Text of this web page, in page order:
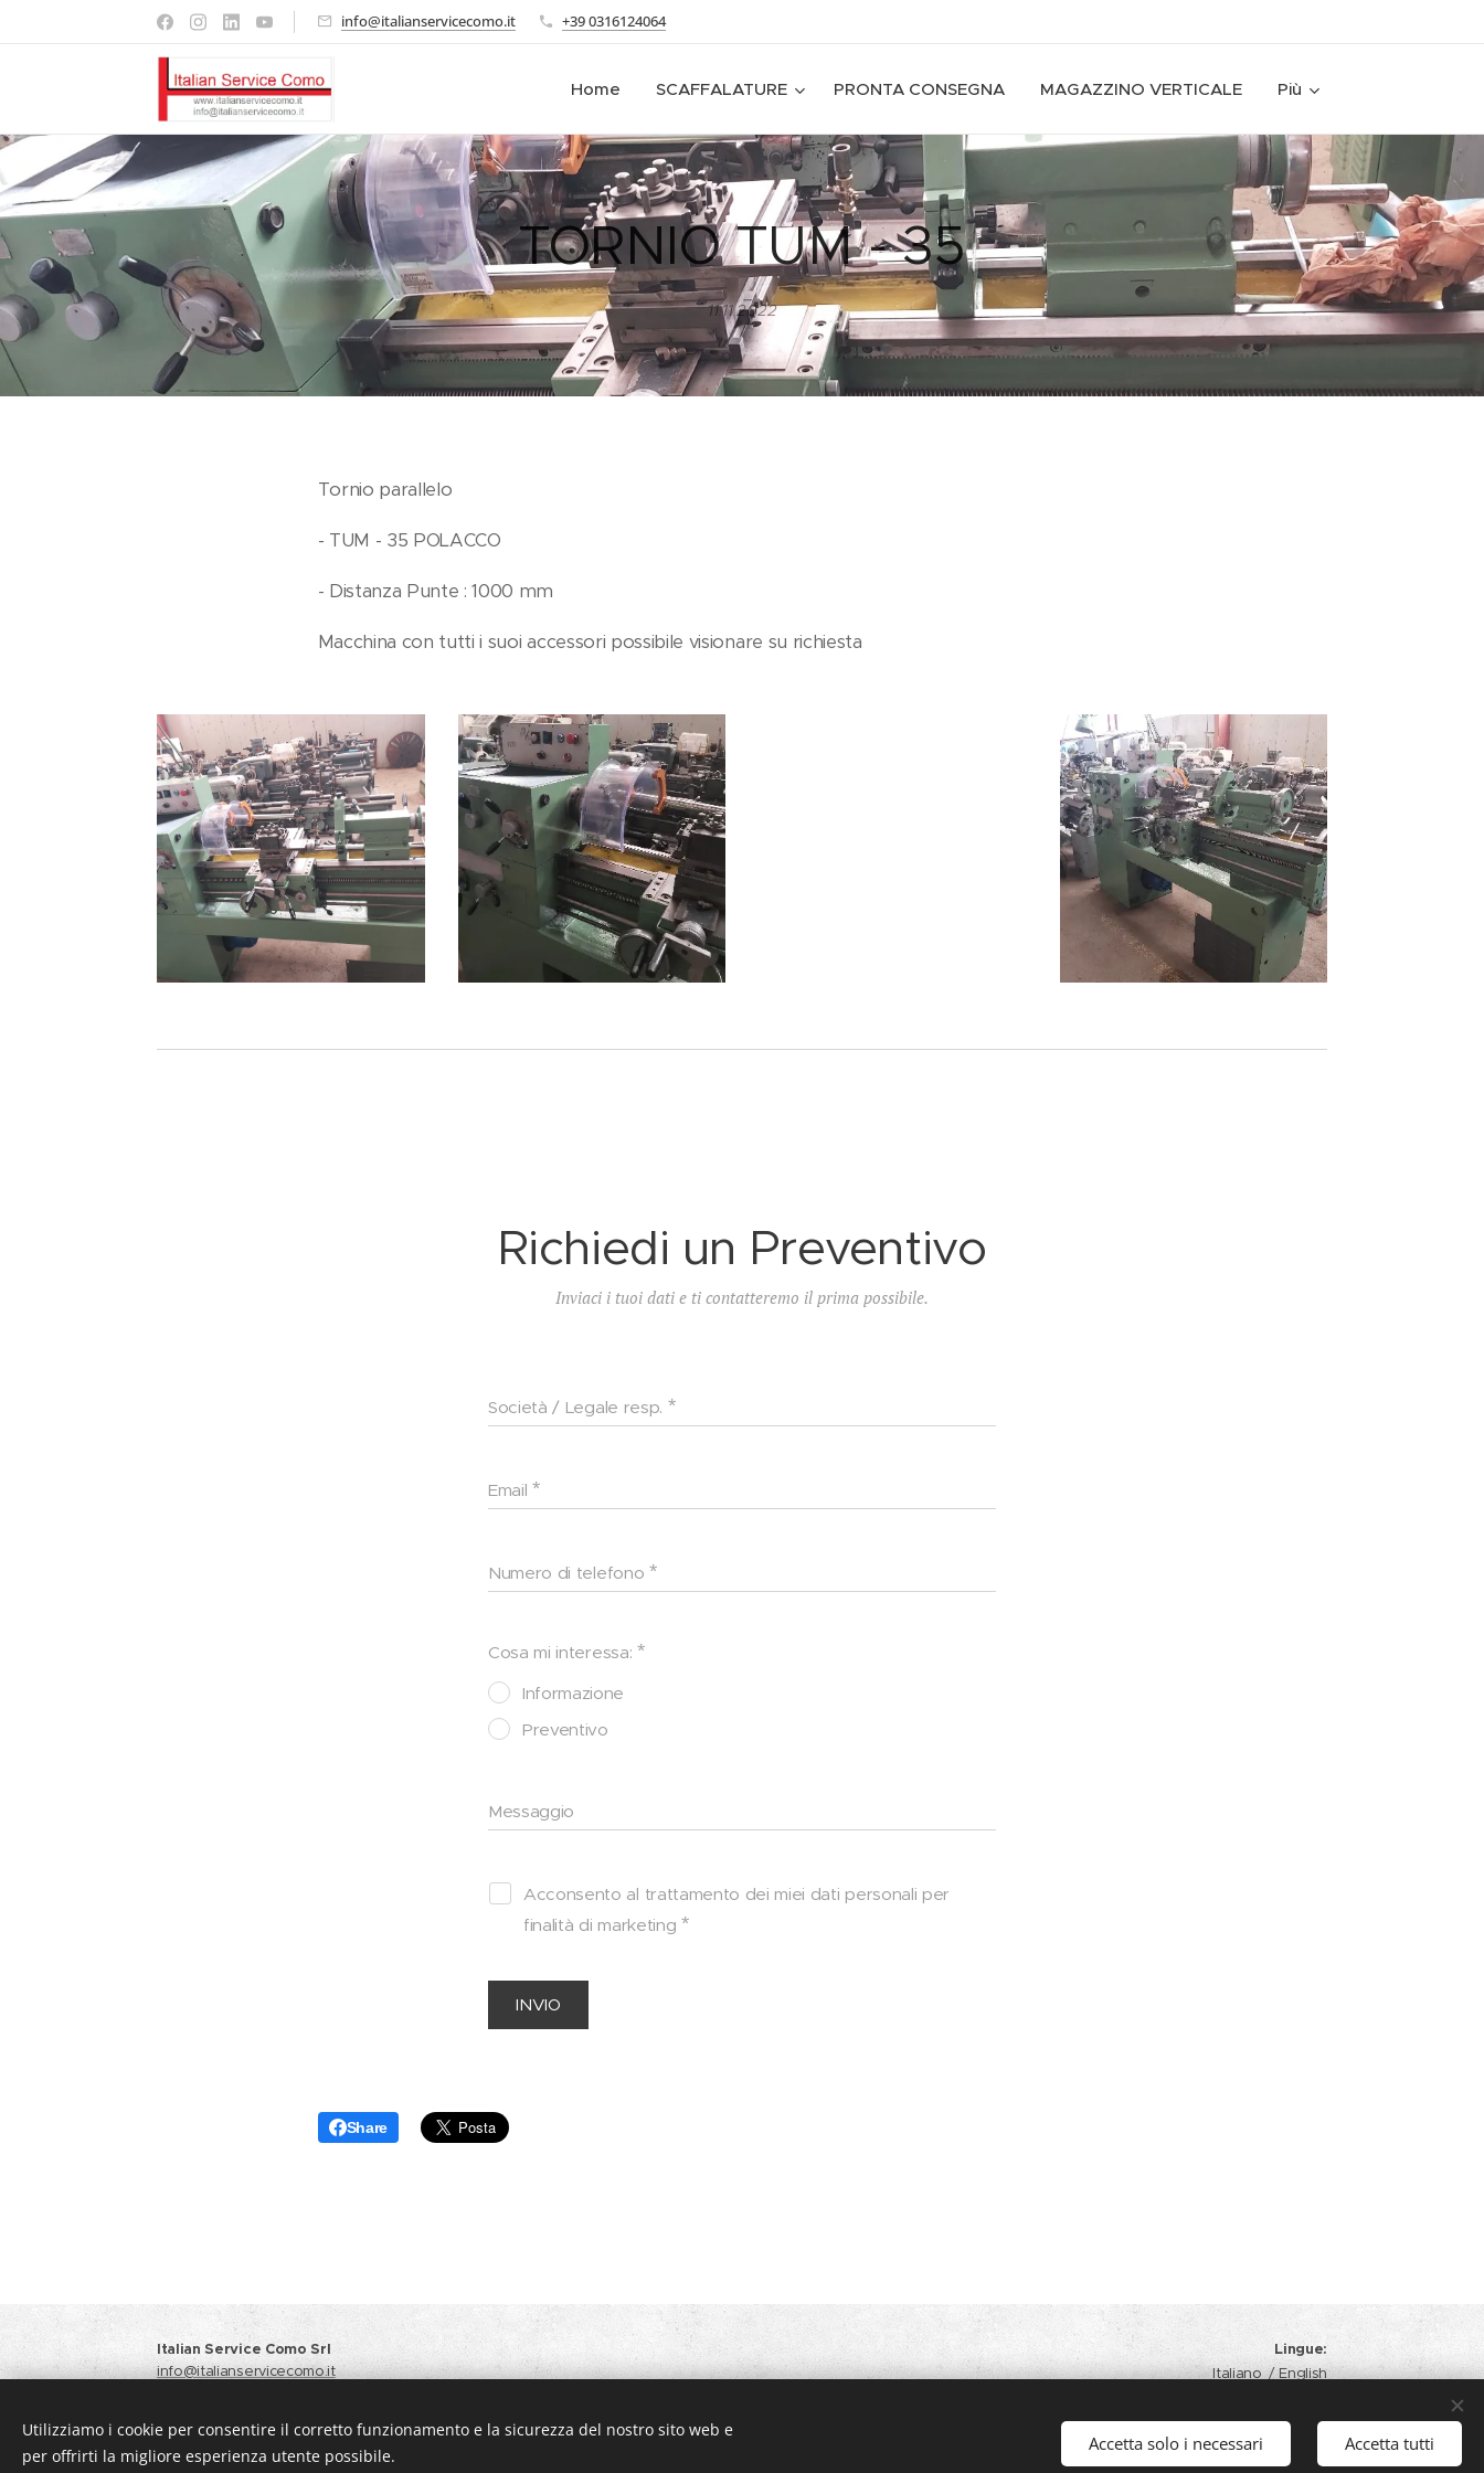
info@italianservicecomo.it +39 0316124064
Home SCAFFALATURE PRONTA CONSEGNA MAGAZZINO VERTICALE Più
TORNIO TUM - 35
11.11.2022
Tornio parallelo
- TUM - 35 POLACCO
- Distanza Punte : 1000 mm
Macchina con tutti i suoi accessori possibile visionare su richiesta
Richiedi un Preventivo
Inviaci i tuoi dati e ti contatteremo il prima possibile.
Società / Legale resp.
Email
Numero di telefono
Cosa mi interessa:
Informazione
Preventivo
Messaggio
Acconsento al trattamento dei miei dati personali per
finalità di marketing
INVIO
Share
Italian Service Como Srl
info@italianservicecomo.it
Privacy Policy
Creato conWebnode Cookies
Lingue
Italiano
English
Utilizziamo i cookie per consentire il corretto funzionamento e la sicurezza del nostro sito web e
per offrirti la migliore esperienza utente possibile.
Accetta solo i necessari Accetta tutti